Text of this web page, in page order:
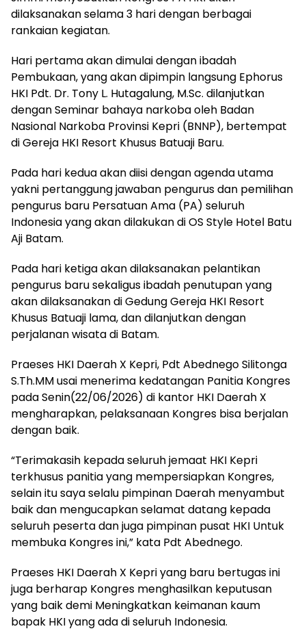
dilaksanakan selama 3 hari dengan berbagai
rankaian kegiatan.
Hari pertama akan dimulai dengan ibadah
Pembukaan, yang akan dipimpin langsung Ephorus
HKI Pdt. Dr. Tony L. Hutagalung, M.Sc. dilanjutkan
dengan Seminar bahaya narkoba oleh Badan
Nasional Narkoba Provinsi Kepri (BNNP), bertempat
di Gereja HKI Resort Khusus Batuaji Baru.
Pada hari kedua akan diisi dengan agenda utama
yakni pertanggung jawaban pengurus dan pemilihan
pengurus baru Persatuan Ama (PA) seluruh
Indonesia yang akan dilakukan di OS Style Hotel Batu
Aji Batam.
Pada hari ketiga akan dilaksanakan pelantikan
pengurus baru sekaligus ibadah penutupan yang
akan dilaksanakan di Gedung Gereja HKI Resort
Khusus Batuaji lama, dan dilanjutkan dengan
perjalanan wisata di Batam.
Praeses HKI Daerah X Kepri, Pdt Abednego Silitonga
S.Th.MM usai menerima kedatangan Panitia Kongres
pada Senin(22/06/2026) di kantor HKI Daerah X
mengharapkan, pelaksanaan Kongres bisa berjalan
dengan baik.
“Terimakasih kepada seluruh jemaat HKI Kepri
terkhusus panitia yang mempersiapkan Kongres,
selain itu saya selalu pimpinan Daerah menyambut
baik dan mengucapkan selamat datang kepada
seluruh peserta dan juga pimpinan pusat HKI Untuk
membuka Kongres ini,” kata Pdt Abednego.
Praeses HKI Daerah X Kepri yang baru bertugas ini
juga berharap Kongres menghasilkan keputusan
yang baik demi Meningkatkan keimanan kaum
bapak HKI yang ada di seluruh Indonesia.